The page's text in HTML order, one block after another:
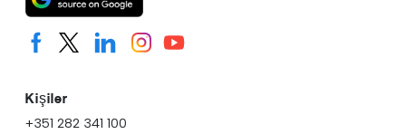
Kişiler
+351 282 341 100